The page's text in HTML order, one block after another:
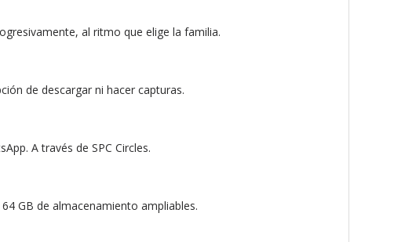
al ritmo que elige la familia.
de descargar ni hacer capturas.
A través de SPC Circles.
GB de almacenamiento ampliables.